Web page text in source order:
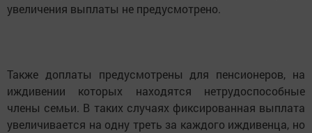
увеличения выплаты не предусмотрено.
Также доплаты предусмотрены для пенсионеров, на
иждивении которых находятся нетрудоспособные
члены семьи. В таких случаях фиксированная выплата
увеличивается на одну треть за каждого иждивенца, но